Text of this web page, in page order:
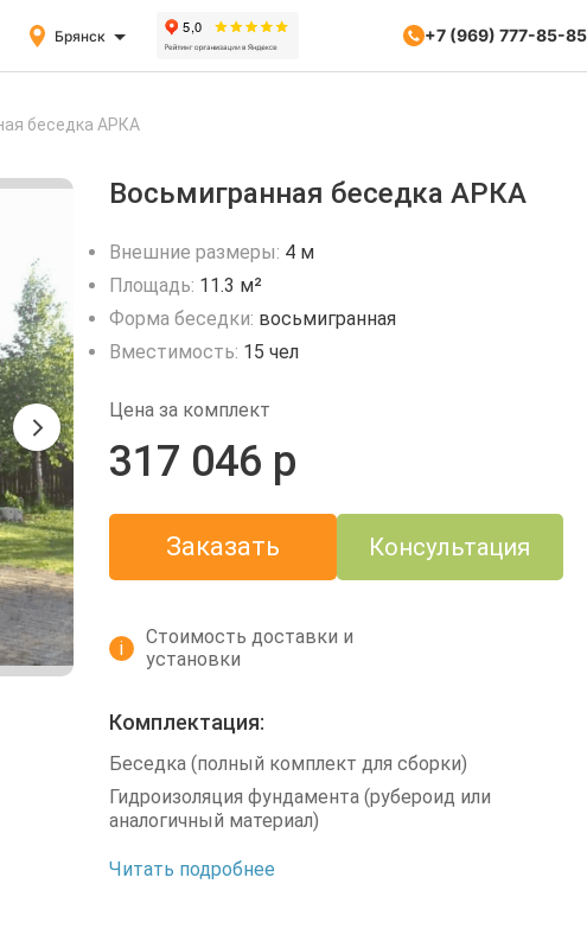
Брянск +7 (969) 777-85-85
беседка АРКА
Восьмигранная беседка АРКА
Внешние размеры: 4 м
Площадь: 11.3 м²
Форма беседки: восьмигранная
Вместимость: 15 чел
Цена за комплект
317 046 р
Заказать Консультация
i
Стоимость доставки и
установки
Комплектация:
Беседка (полный комплект для сборки)
Гидроизоляция фундамента (рубероид или
аналогичный материал)
Читать подробнее